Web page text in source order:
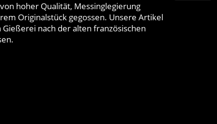
hoher Qualität, Messinglegierung
Originalstück gegossen. Unsere Artikel
nach der alten französischen